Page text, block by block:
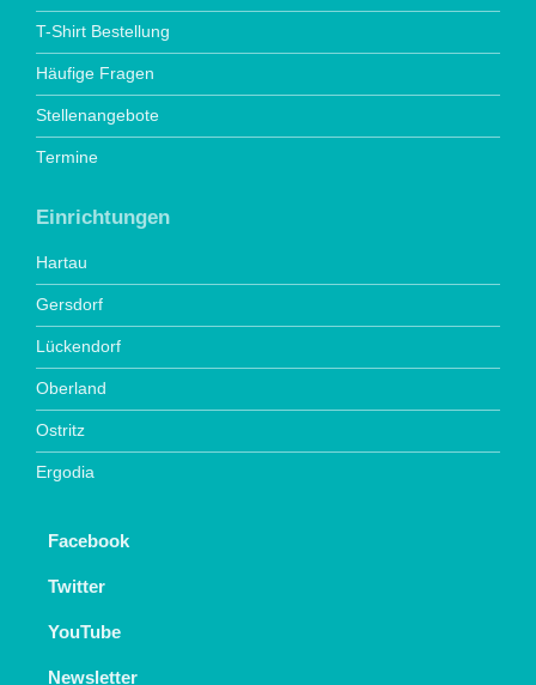
T-Shirt Bestellung
Häufige Fragen
Stellenangebote
Termine
Einrichtungen
Hartau
Gersdorf
Lückendorf
Oberland
Ostritz
Ergodia
Facebook
Twitter
YouTube
Newsletter